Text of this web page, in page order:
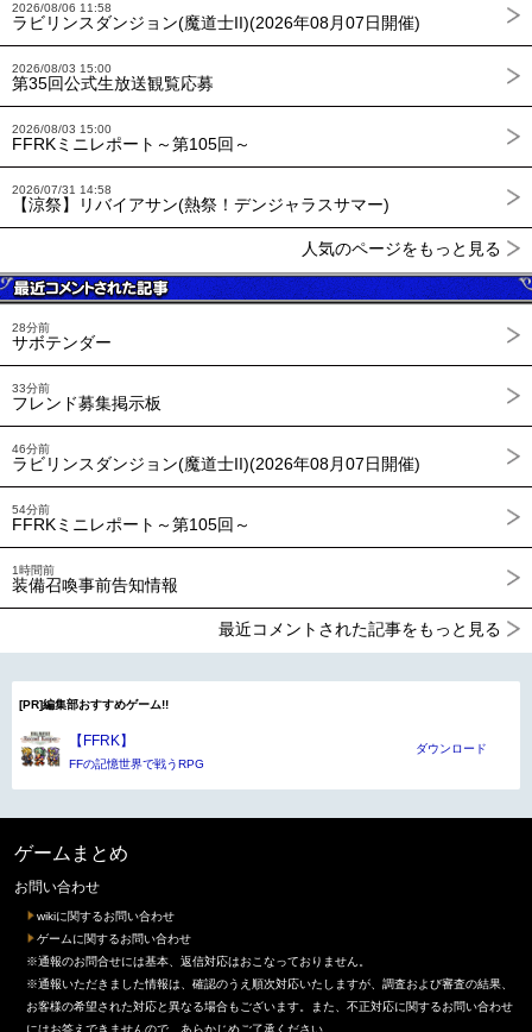
2026/08/06 11:58
ラビリンスダンジョン(魔道士II)(2026年08月07日開催)
2026/08/03 15:00
第35回公式生放送観覧応募
2026/08/03 15:00
FFRKミニレポート～第105回～
2026/07/31 14:58
【涼祭】リバイアサン(熱祭！デンジャラスサマー)
人気のページをもっと見る
28分前
サボテンダー
33分前
フレンド募集掲示板
46分前
ラビリンスダンジョン(魔道士II)(2026年08月07日開催)
54分前
FFRKミニレポート～第105回～
1時間前
装備召喚事前告知情報
最近コメントされた記事をもっと見る
[PR]編集部おすすめゲーム!!
【FFRK】
FFの記憶世界で戦うRPG
ダウンロード
ゲームまとめ
お問い合わせ
wikiに関するお問い合わせ
ゲームに関するお問い合わせ
※通報のお問合せには基本、返信対応はおこなっておりません。
※通報いただきました情報は、確認のうえ順次対応いたしますが、調査および審査の結果、
お客様の希望された対応と異なる場合もございます。また、不正対応に関するお問い合わせ
にはお答えできませんので、あらかじめご了承ください。